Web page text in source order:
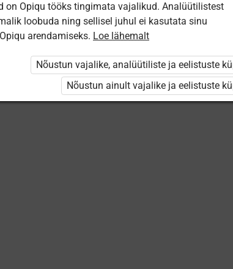
Avita
Murdekeele
tööraamat
Koolibri
PUNKT. 6.
klassi eesti
Koolibri
TEELE. Eesti
keel vene
kooli 6.
klassile
Pärimusmuusika
Pärimus­
muusika
Keskuse
õppevideod
on Opiqu tööks tingimata vajalikud. Analüütilistest
loobuda ning sellisel juhul ei kasutata sinu
arendamiseks. Loe lähemalt
Nõustun vajalike, analüütiliste ja eelistuste
Nõustun ainult vajalike ja eelistuste